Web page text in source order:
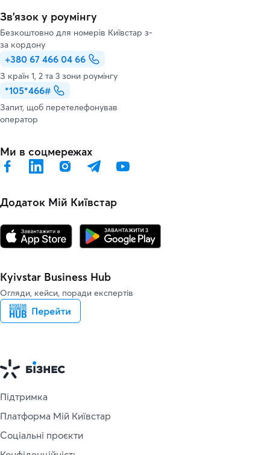
Зв’язок у роумінгу
Безкоштовно для номерів Київстар з-
за кордону
+380 67 466 04 66
З країн 1, 2 та 3 зони роумінгу
*105*466#
Запит, щоб перетелефонував
оператор
Ми в соцмережах
Додаток Мій Київстар
Kyivstar Business Hub
Огляди, кейси, поради експертів
Підтримка
Платформа Мій Київстар
Соціальні проєкти